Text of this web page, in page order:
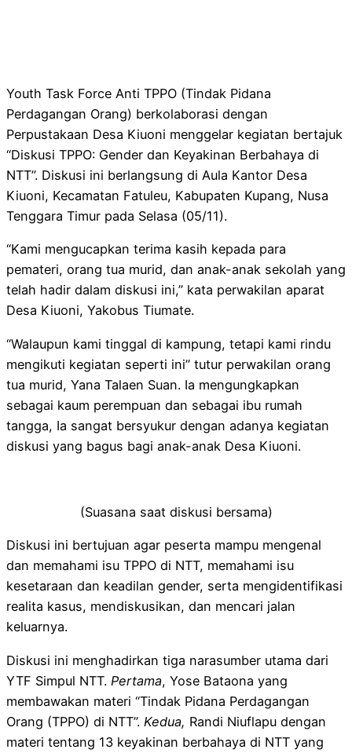
Youth Task Force Anti TPPO (Tindak Pidana
Perdagangan Orang) berkolaborasi dengan
Perpustakaan Desa Kiuoni menggelar kegiatan bertajuk
“Diskusi TPPO: Gender dan Keyakinan Berbahaya di
NTT”. Diskusi ini berlangsung di Aula Kantor Desa
Kiuoni, Kecamatan Fatuleu, Kabupaten Kupang, Nusa
Tenggara Timur pada Selasa (05/11).
“Kami mengucapkan terima kasih kepada para
pemateri, orang tua murid, dan anak-anak sekolah yang
telah hadir dalam diskusi ini,” kata perwakilan aparat
Desa Kiuoni, Yakobus Tiumate.
“Walaupun kami tinggal di kampung, tetapi kami rindu
mengikuti kegiatan seperti ini” tutur perwakilan orang
tua murid, Yana Talaen Suan. Ia mengungkapkan
sebagai kaum perempuan dan sebagai ibu rumah
tangga, Ia sangat bersyukur dengan adanya kegiatan
diskusi yang bagus bagi anak-anak Desa Kiuoni.
(Suasana saat diskusi bersama)
Diskusi ini bertujuan agar peserta mampu mengenal
dan memahami isu TPPO di NTT, memahami isu
kesetaraan dan keadilan gender, serta mengidentifikasi
realita kasus, mendiskusikan, dan mencari jalan
keluarnya.
Diskusi ini menghadirkan tiga narasumber utama dari
YTF Simpul NTT. Pertama, Yose Bataona yang
membawakan materi “Tindak Pidana Perdagangan
Orang (TPPO) di NTT”. Kedua, Randi Niuflapu dengan
materi tentang 13 keyakinan berbahaya di NTT yang